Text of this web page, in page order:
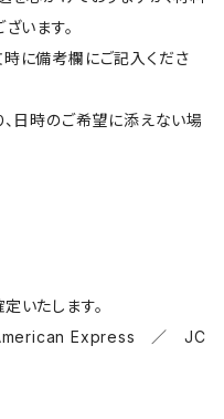
います。
に備考欄にご記入くださ
日時のご希望に添えない場
たします。
Express ／ JC